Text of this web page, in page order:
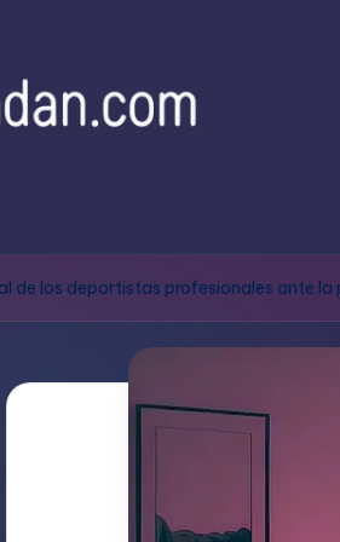
de los deportistas profesionales ante